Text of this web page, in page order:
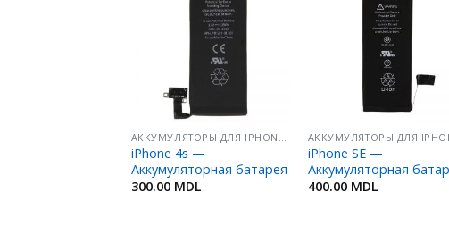
Добавить
Избранное
iPhone 4s —
Аккумуляторная батарея
300.00 MDL
Добавить
Избранное
iPhone SE —
Аккумуляторная
400.00 MDL